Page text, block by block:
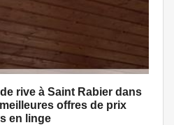
rive à Saint Rabier dans
offres de prix
en linge